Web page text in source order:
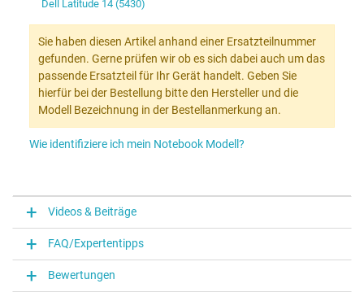
Dell Latitude 14 (5430)
Sie haben diesen Artikel anhand einer Ersatzteilnummer
gefunden. Gerne prüfen wir ob es sich dabei auch um das
passende Ersatzteil für Ihr Gerät handelt. Geben Sie
hierfür bei der Bestellung bitte den Hersteller und die
Modell Bezeichnung in der Bestellanmerkung an.
Wie identifiziere ich mein Notebook Modell?
Videos & Beiträge
FAQ/Expertentipps
Bewertungen